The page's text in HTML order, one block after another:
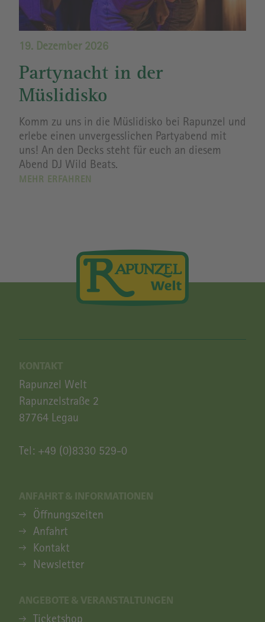
19. Dezember 2026
Partynacht in der
Müslidisko
Komm zu uns in die Müslidisko bei Rapunzel und
erlebe einen unvergesslichen Partyabend mit
uns! An den Decks steht für euch an diesem
Abend DJ Wild Beats.
MEHR ERFAHREN
KONTAKT
Rapunzel Welt
Rapunzelstraße 2
87764 Legau
Tel: +49 (0)8330 529-0
ANFAHRT & INFORMATIONEN
ANFAHRT & INFORMATIONEN
Öffnungszeiten
Anfahrt
Kontakt
Newsletter
ANGEBOTE & VERANSTALTUNGEN
ANGEBOTE & VERANSTALTUNGEN